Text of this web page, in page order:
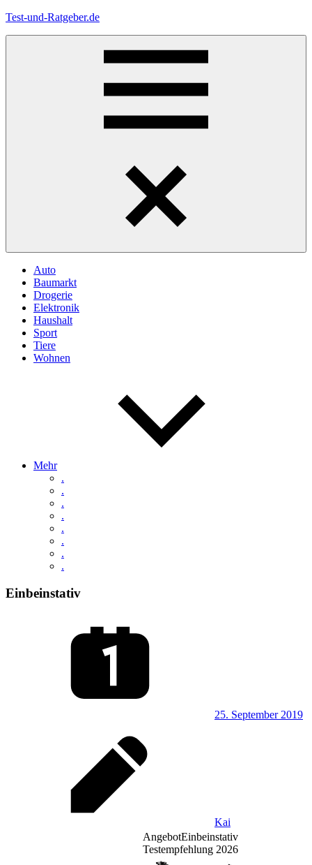
Zum
Test-und-Ratgeber.de
Auto
Baumarkt
Drogerie
Elektronik
Haushalt
Sport
Tiere
Wohnen
Mehr
.
.
.
.
.
.
.
.
Einbeinstativ
25. September 2019
Kai
AngebotEinbeinstativ
Testempfehlung 2026